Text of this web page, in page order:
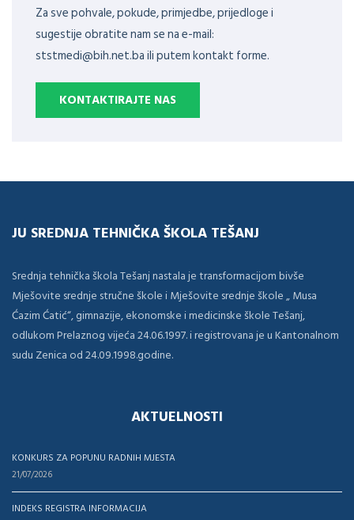
Za sve pohvale, pokude, primjedbe, prijedloge i
sugestije obratite nam se na e-mail:
ststmedi@bih.net.ba ili putem kontakt forme.
KONTAKTIRAJTE NAS
JU SREDNJA TEHNIČKA ŠKOLA TEŠANJ
Srednja tehnička škola Tešanj nastala je transformacijom bivše
Mješovite srednje stručne škole i Mješovite srednje škole „ Musa
Ćazim Ćatić“, gimnazije, ekonomske i medicinske škole Tešanj,
odlukom Prelaznog vijeća 24.06.1997. i registrovana je u Kantonalnom
sudu Zenica od 24.09.1998.godine.
AKTUELNOSTI
KONKURS ZA POPUNU RADNIH MJESTA
21/07/2026
INDEKS REGISTRA INFORMACIJA